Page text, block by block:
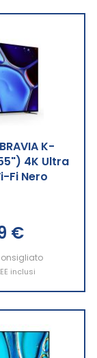
K-
4K Ultra
Fi Nero
€
inclusi